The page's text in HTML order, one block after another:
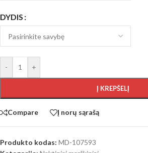
DYDIS
- +
Į KREPŠELĮ
Compare Į norų sąrašą
Produkto kodas: MD-107593